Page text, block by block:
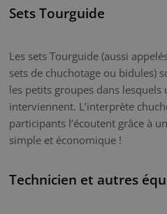
Sets Tourguide
Les sets Tourguide (aussi
sets de chuchotage ou bidules)
les petits groupes dans
interviennent. L’interprète
participants l’écoutent grâce à
simple et économique !
Technicien et autres